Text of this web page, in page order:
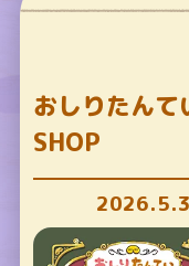
おしりたんて
SHOP